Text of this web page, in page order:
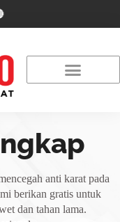
anti karat pada
berikan gratis untuk
dan tahan lama.